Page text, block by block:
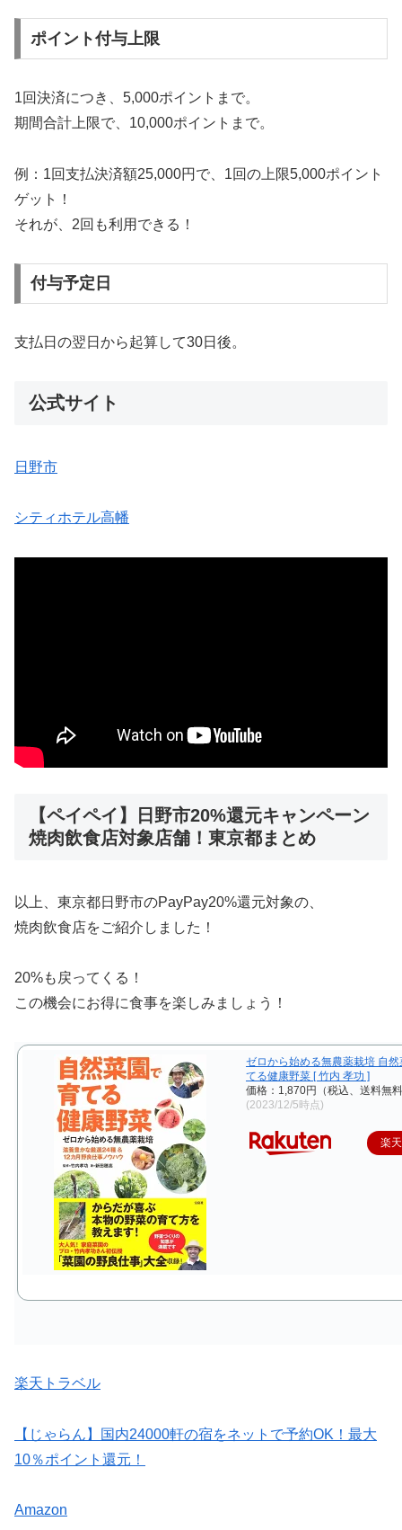
ポイント付与上限
1回決済につき、5,000ポイントまで。
期間合計上限で、10,000ポイントまで。
例：1回支払決済額25,000円で、1回の上限5,000ポイント
ゲット！
それが、2回も利用できる！
付与予定日
支払日の翌日から起算して30日後。
公式サイト
日野市
シティホテル高幡
【ペイペイ】日野市20%還元キャンペーン
焼肉飲食店対象店舗！東京都まとめ
以上、東京都日野市のPayPay20%還元対象の、
焼肉飲食店をご紹介しました！
20%も戻ってくる！
この機会にお得に食事を楽しみましょう！
ゼロから始める無農薬栽培 自
てる健康野菜 [ 竹内 孝功 ]
価格：1,870円（税込、送料無
(2023/12/5時点)
楽
楽天トラベル
【じゃらん】国内24000軒の宿をネットで予約OK！最大
10％ポイント還元！
Amazon